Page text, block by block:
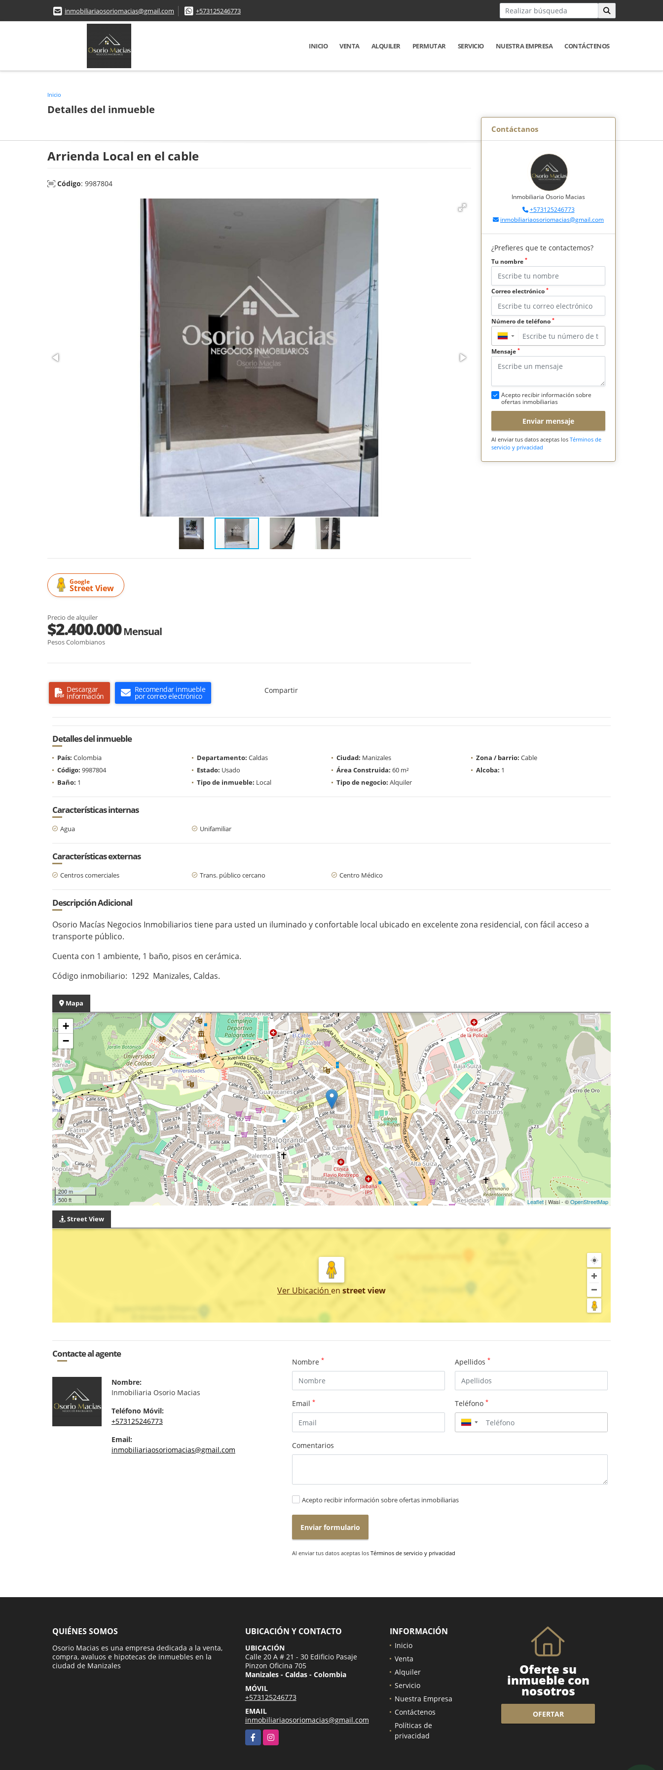
inmobiliariaosoriomacias@gmail.com +573125246773
INICIO VENTA ALQUILER PERMUTAR SERVICIO NUESTRA EMPRESA CONTÁCTENOS
Inicio
Detalles del inmueble
Arrienda Local en el cable
Código: 9987804
Google
Street View
Precio de alquiler
$2.400.000Mensual
Pesos Colombianos
Descargar
información
Recomendar inmueble
por correo electrónico
Compartir
Contáctanos
Inmobiliaria Osorio Macias
+573125246773
inmobiliariaosoriomacias@gmail.com
¿Prefieres que te contactemos?
Tu nombre *
Correo electrónico *
Número de teléfono *
▼
Mensaje *
Acepto recibir información sobre
ofertas inmobiliarias
Enviar mensaje
Al enviar tus datos aceptas los Términos de
servicio y privacidad
Detalles del inmueble
País: Colombia Departamento: Caldas Ciudad: Manizales Zona / barrio: Cable
Código: 9987804 Estado: Usado Área Construida: 60 m² Alcoba: 1
Baño: 1 Tipo de inmueble: Local Tipo de negocio: Alquiler
Características internas
Agua Unifamiliar
Características externas
Centros comerciales Trans. público cercano Centro Médico
Descripción Adicional
Osorio Macías Negocios Inmobiliarios tiene para usted un iluminado y confortable local ubicado en excelente zona residencial, con fácil acceso a
transporte público.
Cuenta con 1 ambiente, 1 baño, pisos en cerámica.
Código inmobiliario: 1292 Manizales, Caldas.
Mapa
+
−
200 m
500 ft
Leaflet| Wasi - ©OpenStreetMap
Street View
Ver Ubicación en street view
Contacte al agente
Nombre:
Inmobiliaria Osorio Macias
Teléfono Móvil:
+573125246773
Email:
inmobiliariaosoriomacias@gmail.com
Nombre * Apellidos *
Email * Teléfono *
▼
Comentarios
Acepto recibir información sobre ofertas inmobiliarias
Enviar formulario
Al enviar tus datos aceptas los Términos de servicio y privacidad
QUIÉNES SOMOS
Osorio Macias es una empresa dedicada a la venta,
compra, avaluos e hipotecas de inmuebles en la
ciudad de Manizales
UBICACIÓN Y CONTACTO
UBICACIÓN
Calle 20 A # 21 - 30 Edificio Pasaje
Pinzon Oficina 705
Manizales - Caldas - Colombia
MÓVIL
+573125246773
EMAIL
inmobiliariaosoriomacias@gmail.com
FacebookInstagram
INFORMACIÓN
Inicio
Venta
Alquiler
Servicio
Nuestra Empresa
Contáctenos
Políticas de
privacidad
Oferte su
inmueble con
nosotros
OFERTAR